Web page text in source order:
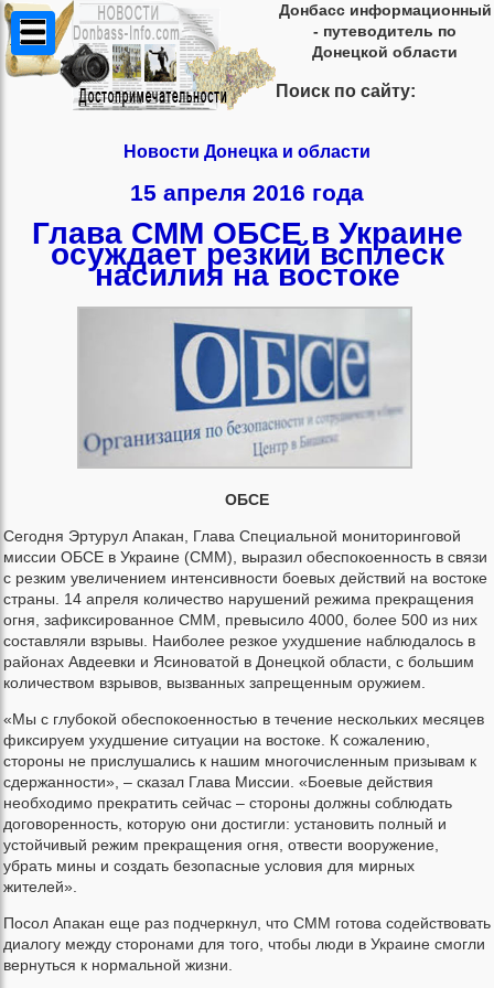
Донбасс информационный
- путеводитель по
Донецкой области
Поиск по сайту:
Новости Донецка и области
15 апреля 2016 года
Глава СММ ОБСЕ в Украине
осуждает резкий всплеск
насилия на востоке
ОБСЕ
Сегодня Эртурул Апакан, Глава Специальной мониторинговой
миссии ОБСЕ в Украине (СММ), выразил обеспокоенность в связи
с резким увеличением интенсивности боевых действий на востоке
страны. 14 апреля количество нарушений режима прекращения
огня, зафиксированное СММ, превысило 4000, более 500 из них
составляли взрывы. Наиболее резкое ухудшение наблюдалось в
районах Авдеевки и Ясиноватой в Донецкой области, с большим
количеством взрывов, вызванных запрещенным оружием.
«Мы с глубокой обеспокоенностью в течение нескольких месяцев
фиксируем ухудшение ситуации на востоке. К сожалению,
стороны не прислушались к нашим многочисленным призывам к
сдержанности», – сказал Глава Миссии. «Боевые действия
необходимо прекратить сейчас – стороны должны соблюдать
договоренность, которую они достигли: установить полный и
устойчивый режим прекращения огня, отвести вооружение,
убрать мины и создать безопасные условия для мирных
жителей».
Посол Апакан еще раз подчеркнул, что СММ готова содействовать
диалогу между сторонами для того, чтобы люди в Украине смогли
вернуться к нормальной жизни.